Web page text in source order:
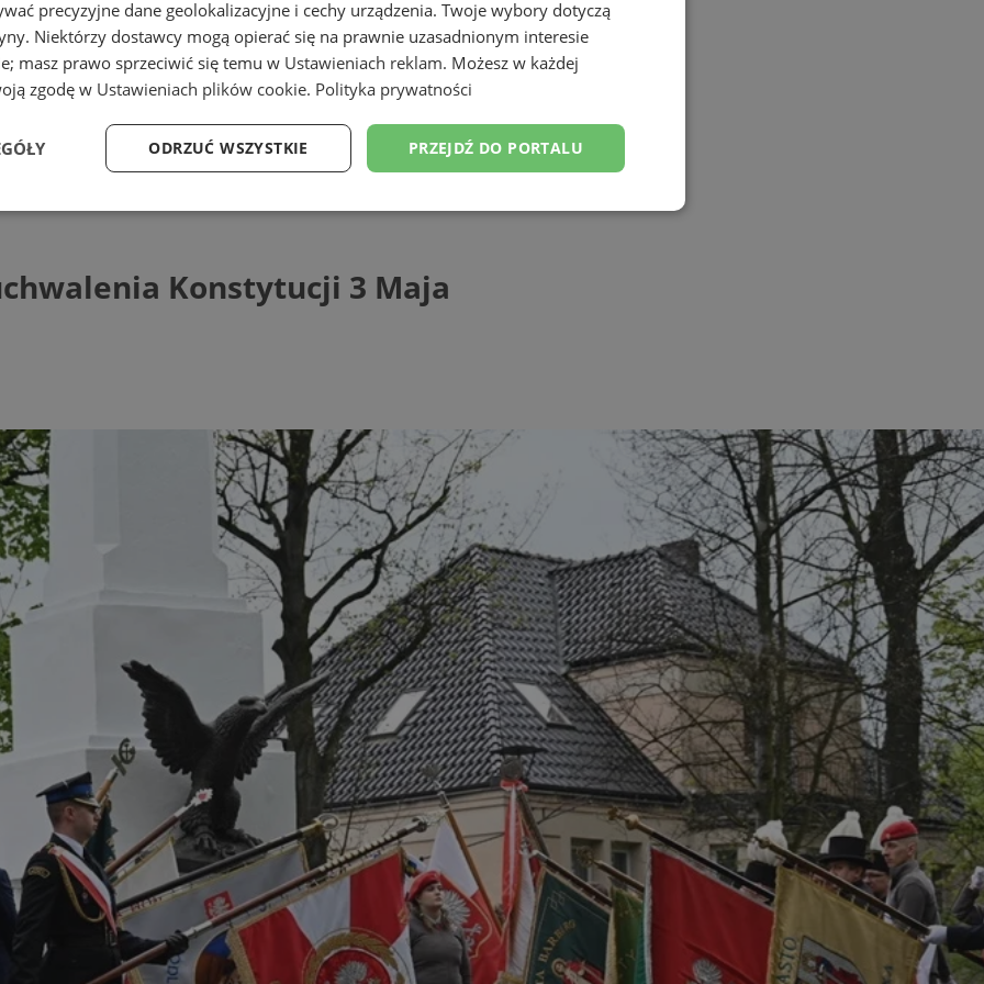
Konstytucji 3 Maja
Konstytucji 3 Maja
precyzyjne dane geolokalizacyjne i cechy urządzenia. Twoje wybory dotyczą
Niektórzy dostawcy mogą opierać się na prawnie uzasadnionym interesie
masz prawo sprzeciwić się temu w Ustawieniach reklam. Możesz w każdej
zgodę w Ustawieniach plików cookie. Polityka prywatności
PRZEJDŹ DO PORTALU
ODRZUĆ WSZYSTKIE
Wydajność Targetowanie Funkcjonalność Niesklasyfikowane
niezbędnych plików cookie nie można prawidłowo korzystać ze strony internetowej.
Okres
przechowywania
Opis
1 rok
Ten plik cookie przechowuje identyfikator sesji.
1 rok
Ten plik cookie przechowuje identyfikator sesji.
1 rok
Ten plik cookie przechowuje identyfikator sesji.
1 tydzień 3 dni
Ten plik cookie jest używany do celów
uwierzytelniania i bezpieczeństwa, zapewniając, że
użytkownicy pozostają zalogowani, a ich dane są
zabezpieczone, jak poruszać się przez witrynę
internetową lub interakcji z jej usług.
Cloudflare Inc.
30 minut
Ten plik cookie służy do rozróżniania ludzi i botów.
Jest to korzystne dla strony internetowej, ponieważ
umożliwia tworzenie ważnych raportów na temat
korzystania z jej witryny internetowej.
Cloudflare Inc.
.twitter.com
29 minut 59
sekund
Ten plik cookie służy do rozróżniania ludzi i botów.
Jest to korzystne dla strony internetowej, ponieważ
umożliwia tworzenie ważnych raportów na temat
korzystania z jej witryny internetowej.
YouTube
.youtube.com
5 miesięcy 4
tygodnie
Ten plik cookie jest używany do przechowywania
zgody użytkownika i wyboru prywatności dla ich
interakcji z witryną. Rejestruje dane dotyczące
zgody odwiedzającego na różne polityki i
ustawienia prywatności, zapewniając, że ich
preferencje zostaną uhonorowane w przyszłych
sesjach.
CookieScript
4 tygodnie 2 dni
Ten plik cookie jest używany przez usługę Cookie-
Polityce prywatności Google